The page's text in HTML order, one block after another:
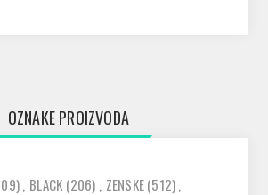
OZNAKE PROIZVODA
, BLACK (206) , ZENSKE(512),